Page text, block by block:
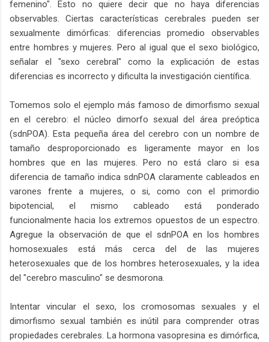
femenino". Esto no quiere decir que no haya diferencias
observables. Ciertas características cerebrales pueden ser
sexualmente dimórficas: diferencias promedio observables
entre hombres y mujeres. Pero al igual que el sexo biológico,
señalar el "sexo cerebral" como la explicación de estas
diferencias es incorrecto y dificulta la investigación científica.
Tomemos solo el ejemplo más famoso de dimorfismo sexual
en el cerebro: el núcleo dimorfo sexual del área preóptica
(sdnPOA). Esta pequeña área del cerebro con un nombre de
tamaño desproporcionado es ligeramente mayor en los
hombres que en las mujeres. Pero no está claro si esa
diferencia de tamaño indica sdnPOA claramente cableados en
varones frente a mujeres, o si, como con el primordio
bipotencial, el mismo cableado está ponderado
funcionalmente hacia los extremos opuestos de un espectro.
Agregue la observación de que el sdnPOA en los hombres
homosexuales está más cerca del de las mujeres
heterosexuales que de los hombres heterosexuales, y la idea
del "cerebro masculino" se desmorona.
Intentar vincular el sexo, los cromosomas sexuales y el
dimorfismo sexual también es inútil para comprender otras
propiedades cerebrales. La hormona vasopresina es dimórfica,